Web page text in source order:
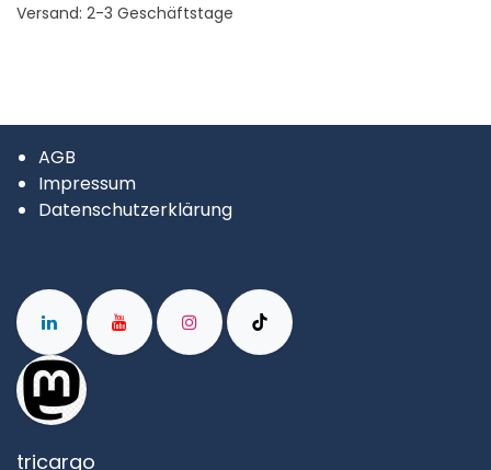
Versand: 2-3 Geschäftstage
AGB
Impressum
Datenschutzerklärung
tricargo